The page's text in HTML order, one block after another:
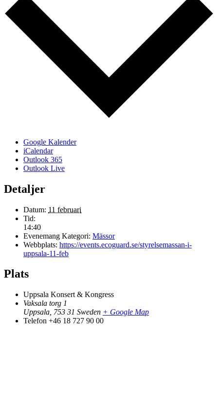
Google Kalender
iCalendar
Outlook 365
Outlook Live
Detaljer
Datum: 11 februari
Tid:
14:40
Evenemang Kategori: Mässor
Webbplats: https://events.ecoguard.se/styrelsemassan-i-
uppsala-11-feb
Plats
Uppsala Konsert & Kongress
Vaksala torg 1
Uppsala 753 31 Sweden + Google Map
Telefon +46 18 727 90 00